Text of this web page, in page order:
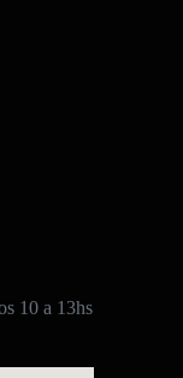
10 a 13hs